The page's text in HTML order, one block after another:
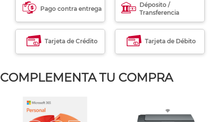
Pago contra entrega
Déposito /
Transferencia
Tarjeta de Crédito Tarjeta de Débito
COMPLEMENTA TU COMPRA